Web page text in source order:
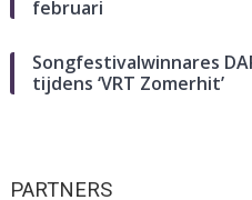
februari
Songfestivalwinnares
tijdens ‘VRT Zomerhit’
PARTNERS